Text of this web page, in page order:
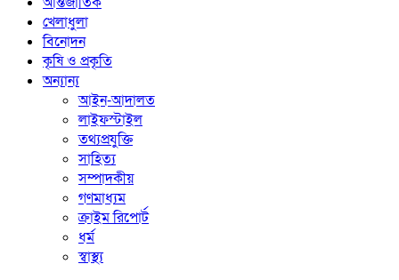
খেলাধুলা
বিনোদন
কৃষি ও প্রকৃতি
অন্যান্য
আইন-আদালত
লাইফস্টাইল
তথ্যপ্রযুক্তি
সাহিত্য
সম্পাদকীয়
গণমাধ্যম
ক্রাইম রিপোর্ট
ধর্ম
স্বাস্থ্য